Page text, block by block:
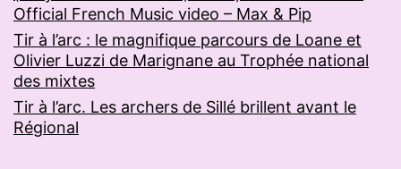
Official French Music video – Max & Pip
Tir à l’arc : le magnifique parcours de Loane et
Olivier Luzzi de Marignane au Trophée national
des mixtes
Tir à l’arc. Les archers de Sillé brillent avant le
Régional